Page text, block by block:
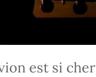
est si cher